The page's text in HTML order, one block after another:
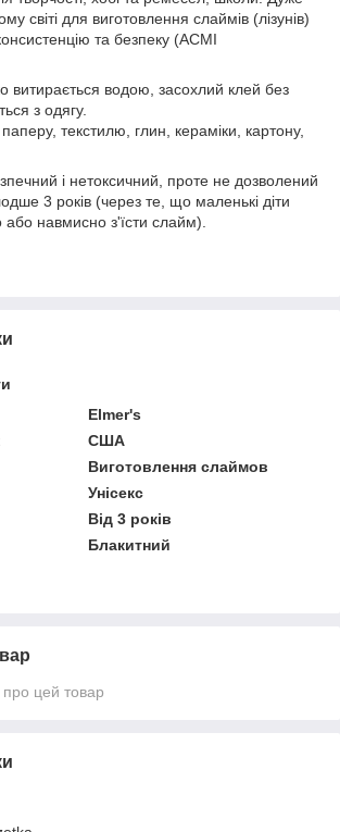
світі для виготовлення слаймів (лізунів)
та безпеку (ACMI
витирається водою, засохлий клей без
з одягу.
текстилю, глин, кераміки, картону,
і нетоксичний, проте не дозволений
3 років (через те, що маленькі діти
навмисно з'їсти слайм).
Elmer's
США
Виготовлення слаймов
Унісекс
Від 3 років
Блакитний
про цей товар